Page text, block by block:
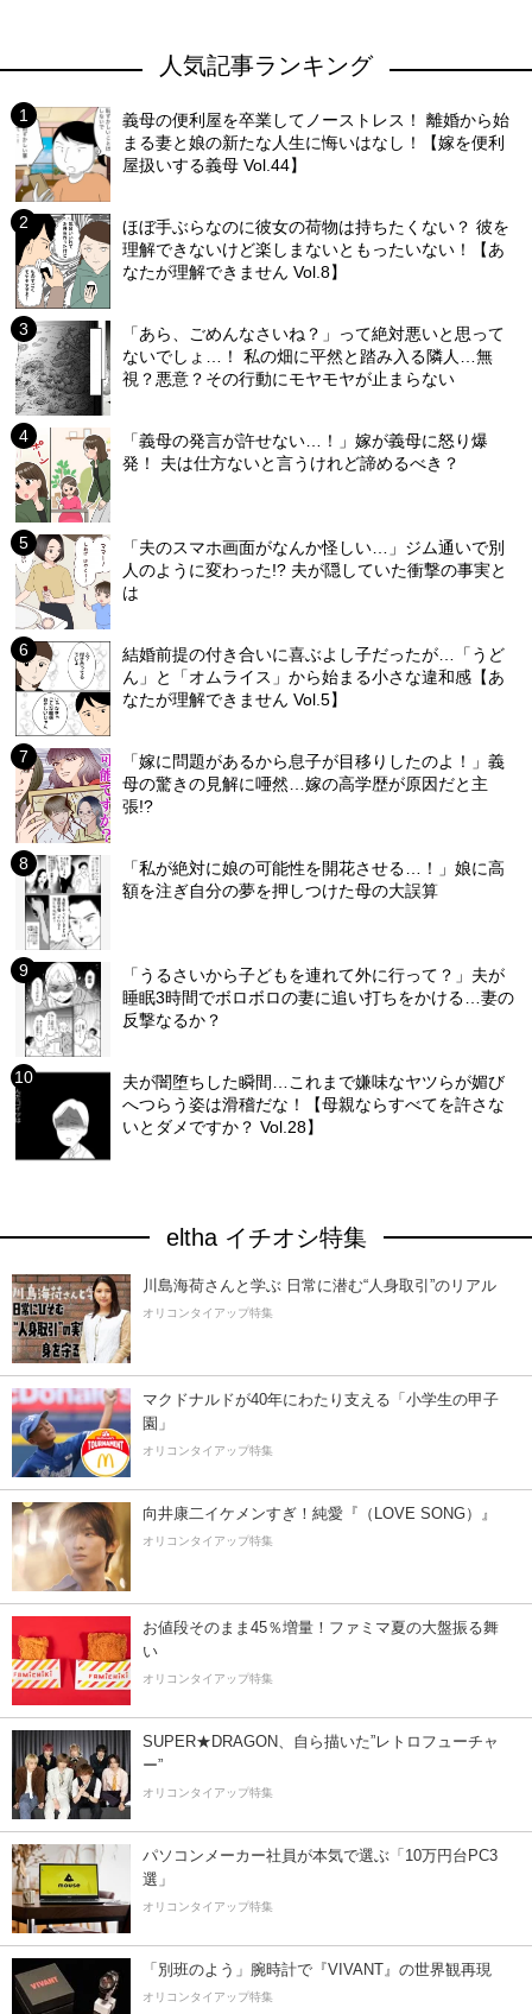
人気記事ランキング
義母の便利屋を卒業してノーストレス！ 離婚から始
まる妻と娘の新たな人生に悔いはなし！【嫁を便利
屋扱いする義母 Vol.44】
ほぼ手ぶらなのに彼女の荷物は持ちたくない？ 彼を
理解できないけど楽しまないともったいない！【あ
なたが理解できません Vol.8】
「あら、ごめんなさいね？」って絶対悪いと思って
ないでしょ…！ 私の畑に平然と踏み入る隣人…無
視？悪意？その行動にモヤモヤが止まらない
「義母の発言が許せない…！」嫁が義母に怒り爆
発！ 夫は仕方ないと言うけれど諦めるべき？
「夫のスマホ画面がなんか怪しい…」ジム通いで別
人のように変わった!? 夫が隠していた衝撃の事実と
は
結婚前提の付き合いに喜ぶよし子だったが…「うど
ん」と「オムライス」から始まる小さな違和感【あ
なたが理解できません Vol.5】
「嫁に問題があるから息子が目移りしたのよ！」義
母の驚きの見解に唖然…嫁の高学歴が原因だと主
張!?
「私が絶対に娘の可能性を開花させる…！」娘に高
額を注ぎ自分の夢を押しつけた母の大誤算
「うるさいから子どもを連れて外に行って？」夫が
睡眠3時間でボロボロの妻に追い打ちをかける…妻の
反撃なるか？
夫が闇堕ちした瞬間…これまで嫌味なヤツらが媚び
へつらう姿は滑稽だな！【母親ならすべてを許さな
いとダメですか？ Vol.28】
eltha イチオシ特集
川島海荷さんと学ぶ 日常に潜む“人身取引”のリアル
オリコンタイアップ特集
マクドナルドが40年にわたり支える「小学生の甲子
園」
オリコンタイアップ特集
向井康二イケメンすぎ！純愛『（LOVE SONG）』
オリコンタイアップ特集
お値段そのまま45％増量！ファミマ夏の大盤振る舞
い
オリコンタイアップ特集
SUPER★DRAGON、自ら描いた”レトロフューチャ
ー”
オリコンタイアップ特集
パソコンメーカー社員が本気で選ぶ「10万円台PC3
選」
オリコンタイアップ特集
「別班のよう」腕時計で『VIVANT』の世界観再現
オリコンタイアップ特集